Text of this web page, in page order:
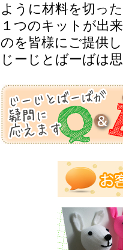
ように材料を切っ
１つのキットが出
のを皆様にご提供
じーじとばーばは